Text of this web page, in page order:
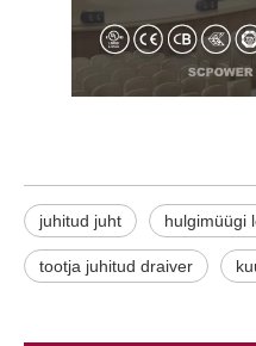
juhitud juht hulgimüügi
tootja juhitud draiver